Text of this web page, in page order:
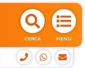
CERCA MENU